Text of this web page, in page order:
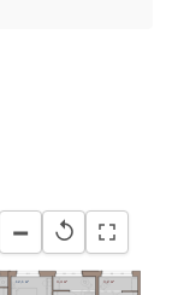
− ↺
3,4 м²
12,1 м² 3,2 м²